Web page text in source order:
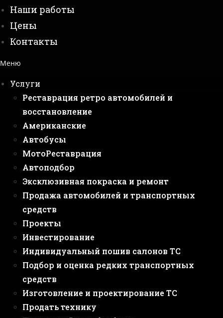
Наши работы
Цены
Контакты
Меню
Услуги
Реставрация ретро автомобилей и
восстановление
Американские
Автобусы
МотоРеставрация
Автоподбор
Эксклюзивная покраска и ремонт
Продажа автомобилей и транспортных
средств
Проекты
Инвестирование
Индивидуальный пошив салонов ТС
Подбор и оценка редких транспортных
средств
Изготовление и проектирование ТС
Продать технику